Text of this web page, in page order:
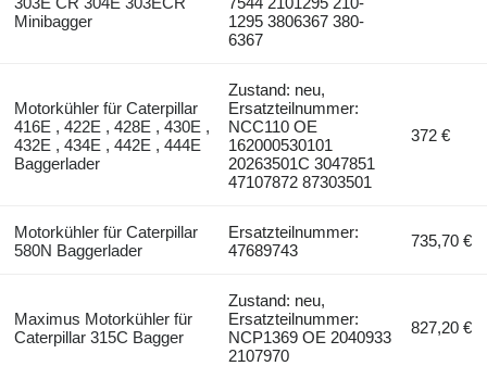
Minibagger
1295 3806367 380-
6367
Motorkühler für Caterpillar
416E , 422E , 428E , 430E ,
432E , 434E , 442E , 444E
Baggerlader
Zustand: neu,
Ersatzteilnummer:
NCC110 OE
162000530101
20263501C 3047851
47107872 87303501
372 €
Motorkühler für Caterpillar
580N Baggerlader
Ersatzteilnummer:
47689743
735,70 €
Maximus Motorkühler für
Caterpillar 315C Bagger
Zustand: neu,
Ersatzteilnummer:
NCP1369 OE 2040933
2107970
827,20 €